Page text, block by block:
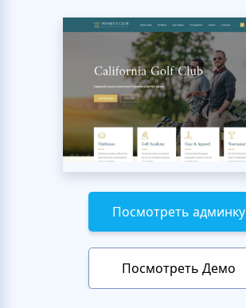
Посмотреть админку
Посмотреть Демо